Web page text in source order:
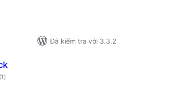
Đã kiểm tra với 3.3.2
(1 tổng
đánh
)